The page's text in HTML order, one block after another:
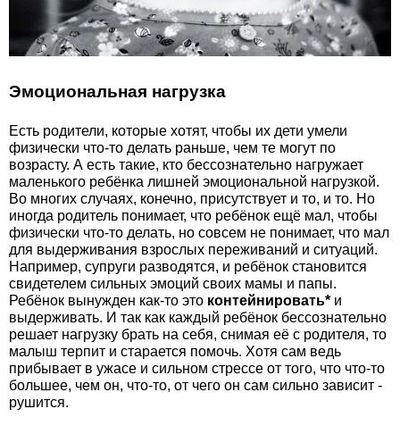
Эмоциональная нагрузка
Есть родители, которые хотят, чтобы их дети умели
физически что-то делать раньше, чем те могут по
возрасту. А есть такие, кто бессознательно нагружает
маленького ребёнка лишней эмоциональной нагрузкой.
Во многих случаях, конечно, присутствует и то, и то. Но
иногда родитель понимает, что ребёнок ещё мал, чтобы
физически что-то делать, но совсем не понимает, что мал
для выдерживания взрослых переживаний и ситуаций.
Например, супруги разводятся, и ребёнок становится
свидетелем сильных эмоций своих мамы и папы.
Ребёнок вынужден как-то это контейнировать* и
выдерживать. И так как каждый ребёнок бессознательно
решает нагрузку брать на себя, снимая её с родителя, то
малыш терпит и старается помочь. Хотя сам ведь
прибывает в ужасе и сильном стрессе от того, что что-то
большее, чем он, что-то, от чего он сам сильно зависит -
рушится.